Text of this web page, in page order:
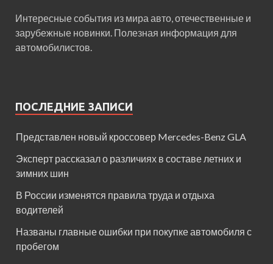
Интересные события из мира авто, отечественные и
зарубежные новинки. Полезная информация для
автомобилистов.
ПОСЛЕДНИЕ ЗАПИСИ
Представлен новый кроссовер Mercedes-Benz GLA
Эксперт рассказал о различиях в составе летних и
зимних шин
В России изменятся правила труда и отдыха
водителей
Названы главные ошибки при покупке автомобиля с
пробегом